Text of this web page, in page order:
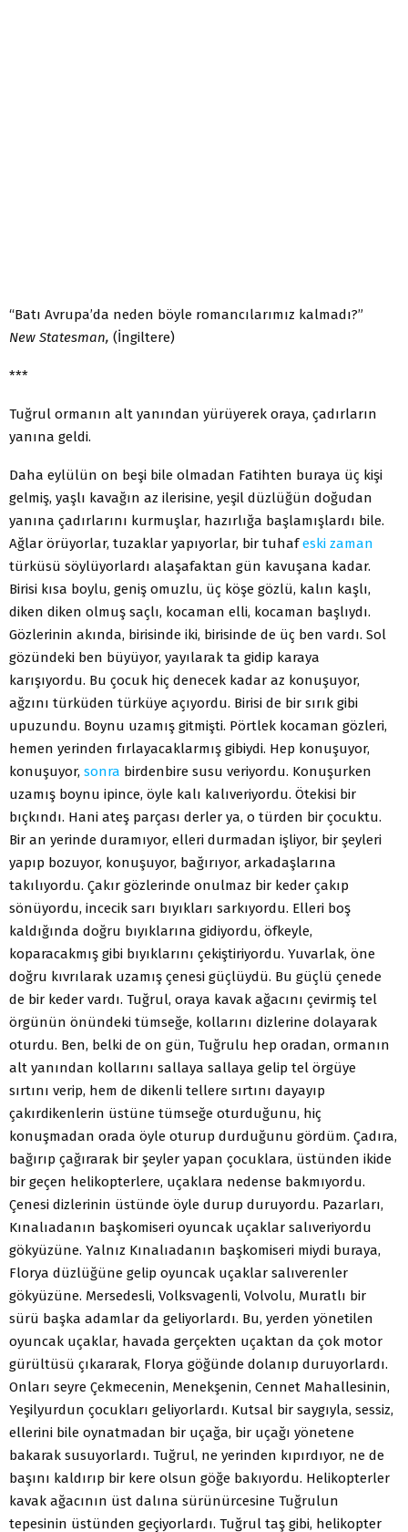
“Batı Avrupa’da neden böyle romancılarımız kalmadı?”
New Statesman, (İngiltere)
***
Tuğrul ormanın alt yanından yürüyerek oraya, çadırların
yanına geldi.
Daha eylülün on beşi bile olmadan Fatihten buraya üç kişi
gelmiş, yaşlı kavağın az ilerisine, yeşil düzlüğün doğudan
yanına çadırlarını kurmuşlar, hazırlığa başlamışlardı bile.
Ağlar örüyorlar, tuzaklar yapıyorlar, bir tuhafeski zaman
türküsü söylüyorlardı alaşafaktan gün kavuşana kadar.
Birisi kısa boylu, geniş omuzlu, üç köşe gözlü, kalın kaşlı,
diken diken olmuş saçlı, kocaman elli, kocaman başlıydı.
Gözlerinin akında, birisinde iki, birisinde de üç ben vardı. Sol
gözündeki ben büyüyor, yayılarak ta gidip karaya
karışıyordu. Bu çocuk hiç denecek kadar az konuşuyor,
ağzını türküden türküye açıyordu. Birisi de bir sırık gibi
upuzundu. Boynu uzamış gitmişti. Pörtlek kocaman gözleri,
hemen yerinden fırlayacaklarmış gibiydi. Hep konuşuyor,
konuşuyor, sonra birdenbire susu veriyordu. Konuşurken
uzamış boynu ipince, öyle kalı kalıveriyordu. Ötekisi bir
bıçkındı. Hani ateş parçası derler ya, o türden bir çocuktu.
Bir an yerinde duramıyor, elleri durmadan işliyor, bir şeyleri
yapıp bozuyor, konuşuyor, bağırıyor, arkadaşlarına
takılıyordu. Çakır gözlerinde onulmaz bir keder çakıp
sönüyordu, incecik sarı bıyıkları sarkıyordu. Elleri boş
kaldığında doğru bıyıklarına gidiyordu, öfkeyle,
koparacakmış gibi bıyıklarını çekiştiriyordu. Yuvarlak, öne
doğru kıvrılarak uzamış çenesi güçlüydü. Bu güçlü çenede
de bir keder vardı. Tuğrul, oraya kavak ağacını çevirmiş tel
örgünün önündeki tümseğe, kollarını dizlerine dolayarak
oturdu. Ben, belki de on gün, Tuğrulu hep oradan, ormanın
alt yanından kollarını sallaya sallaya gelip tel örgüye
sırtını verip, hem de dikenli tellere sırtını dayayıp
çakırdikenlerin üstüne tümseğe oturduğunu, hiç
konuşmadan orada öyle oturup durduğunu gördüm. Çadıra,
bağırıp çağırarak bir şeyler yapan çocuklara, üstünden ikide
bir geçen helikopterlere, uçaklara nedense bakmıyordu.
Çenesi dizlerinin üstünde öyle durup duruyordu. Pazarları,
Kınalıadanın başkomiseri oyuncak uçaklar salıveriyordu
gökyüzüne. Yalnız Kınalıadanın başkomiseri miydi buraya,
Florya düzlüğüne gelip oyuncak uçaklar salıverenler
gökyüzüne. Mersedesli, Volksvagenli, Volvolu, Muratlı bir
sürü başka adamlar da geliyorlardı. Bu, yerden yönetilen
oyuncak uçaklar, havada gerçekten uçaktan da çok motor
gürültüsü çıkararak, Florya göğünde dolanıp duruyorlardı.
Onları seyre Çekmecenin, Menekşenin, Cennet Mahallesinin,
Yeşilyurdun çocukları geliyorlardı. Kutsal bir saygıyla, sessiz,
ellerini bile oynatmadan bir uçağa, bir uçağı yönetene
bakarak susuyorlardı. Tuğrul, ne yerinden kıpırdıyor, ne de
başını kaldırıp bir kere olsun göğe bakıyordu. Helikopterler
kavak ağacının üst dalına sürünürcesine Tuğrulun
tepesinin üstünden geçiyorlardı. Tuğrul taş gibi, helikopter